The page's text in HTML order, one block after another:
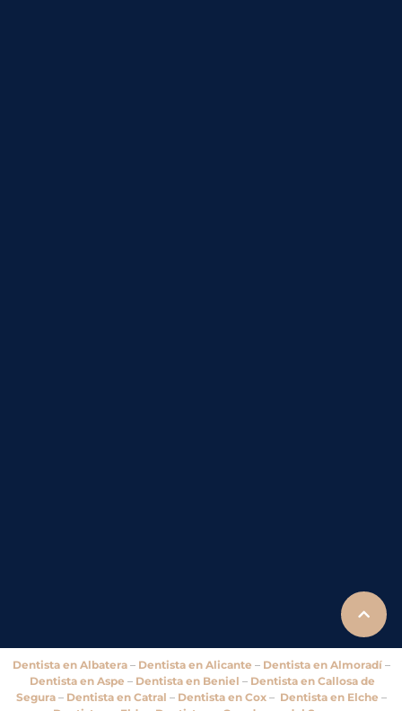
Dentista en Albatera– Dentista en Alicante – Dentista en Almoradí–
Dentista en Aspe – Dentista en Beniel – Dentista en Callosa de
Segura– Dentista en Catral – Dentista en Cox– Dentista en Elche –